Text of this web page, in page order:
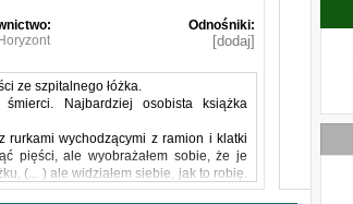
Odnośniki:
[dodaj]
ze szpitalnego łóżka.
Najbardziej osobista książka
rurkami wychodzącymi z ramion i klatki
pięści, ale wyobrażałem sobie, że je
(... ) ale widziałem siebie, jak to robię.
szpitalnym, kolejnym zestawem